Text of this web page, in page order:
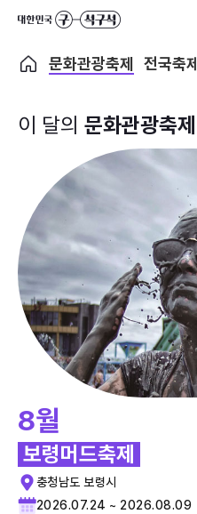
문화관광축제 전국축제
이 달의 문화관광축제
8월
보령머드축제
충청남도 보령시
2026.07.24 ~ 2026.08.09